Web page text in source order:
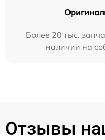
Более 20 тыс.
наличии на
Отзывы